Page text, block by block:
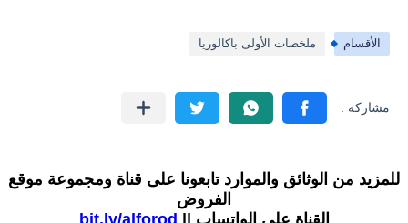
الأقسام ملخصات الأولى باكالوريا
للمزيد من الوثائق والموارد تابعونا على قناة ومجموعة موقع
الفروض
القناة على الواتساب || bit.ly/alforod